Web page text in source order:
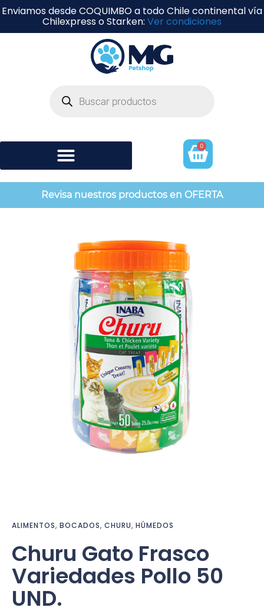
Enviamos desde COQUIMBO a todo Chile continental vía
Chilexpress o Starken: Ver condiciones
0
Revisa nuestros productos en OFERTA
ALIMENTOS, BOCADOS, CHURU, HÚMEDOS
Churu Gato Frasco
Variedades Pollo 50
UND.